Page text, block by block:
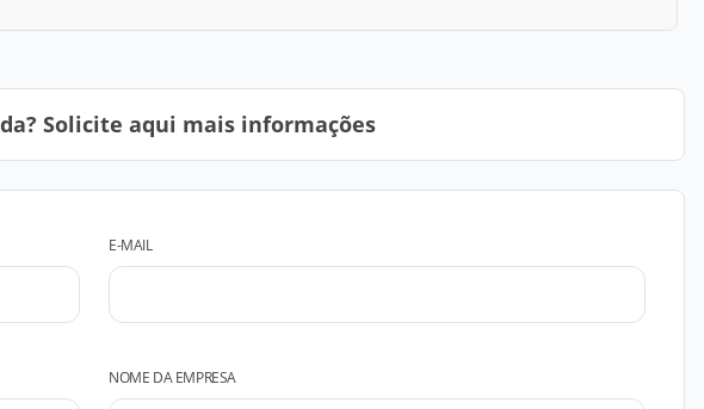
Solicite aqui mais informações
E-MAIL
NOME DA EMPRESA